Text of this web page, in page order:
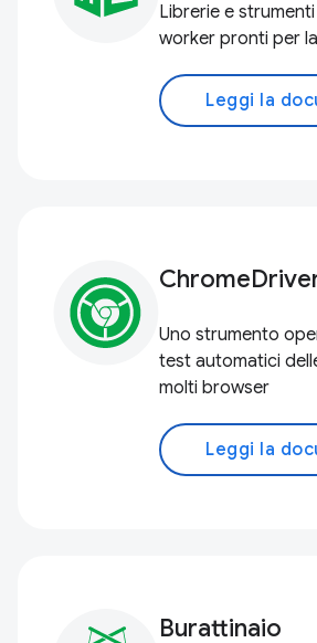
Librerie e
worker pronti per
Uno strumento
test automatici
molti browser
Burattinaio